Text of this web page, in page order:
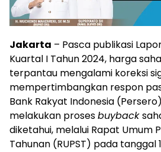
Jakarta – Pasca publikasi
Kuartal I Tahun 2024, harga
terpantau mengalami koreksi
mempertimbangkan respon
Bank Rakyat Indonesia
melakukan prosesbuyback
diketahui, melalui Rapat Umum
Tahunan (RUPST) pada tanggal